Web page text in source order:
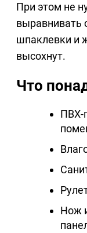
При этом не
выравнивать
шпаклевки и
высохнут.
Что
ПВХ-
Нож